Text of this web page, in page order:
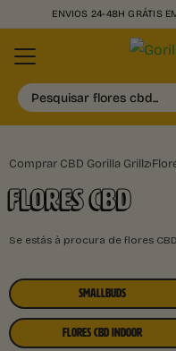
ENVIOS 24-48H GRÁTIS
Pesquisar flores cbd...
Comprar CBD Gorilla Grillz›
FLORES CBD
Se estás à procura de flores
SMALLBUDS
FLORES CBD INDOOR